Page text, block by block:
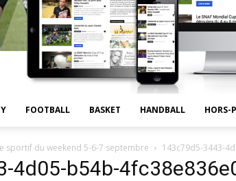
FOOTBALL BASKET HANDBALL HORS-
sportif du weekend 5-6-7 septembre 143c79d5-3443-
4d05-b54b-